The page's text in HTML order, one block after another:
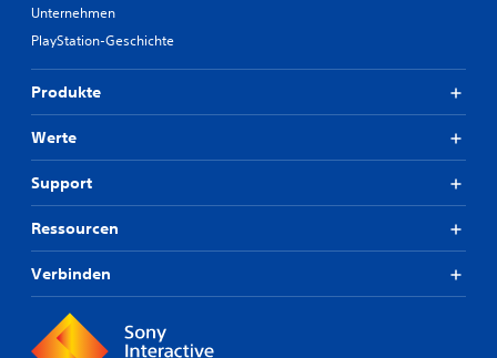
Unternehmen
PlayStation-Geschichte
Produkte
Werte
Support
Ressourcen
Verbinden